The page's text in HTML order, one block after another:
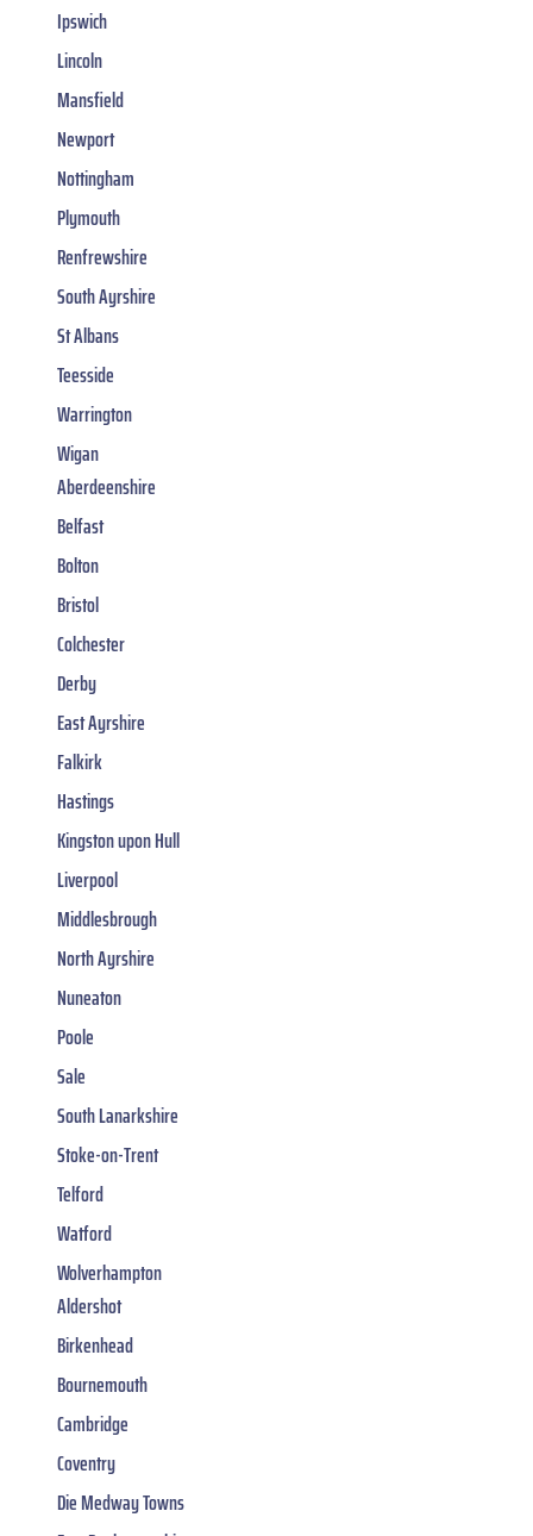
Ipswich
Lincoln
Mansfield
Newport
Nottingham
Plymouth
Renfrewshire
South Ayrshire
St Albans
Teesside
Warrington
Wigan
Aberdeenshire
Belfast
Bolton
Bristol
Colchester
Derby
East Ayrshire
Falkirk
Hastings
Kingston upon Hull
Liverpool
Middlesbrough
North Ayrshire
Nuneaton
Poole
Sale
South Lanarkshire
Stoke-on-Trent
Telford
Watford
Wolverhampton
Aldershot
Birkenhead
Bournemouth
Cambridge
Coventry
Die Medway Towns